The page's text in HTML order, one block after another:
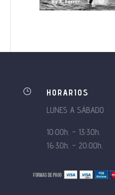
}
HORARIOS
LUNES A SÁBADO
10:00h. – 13:30h.
16:30h. – 20:00h.